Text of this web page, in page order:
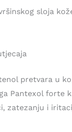
sloja
pretvara u
Pantexol forte
zatezanju i